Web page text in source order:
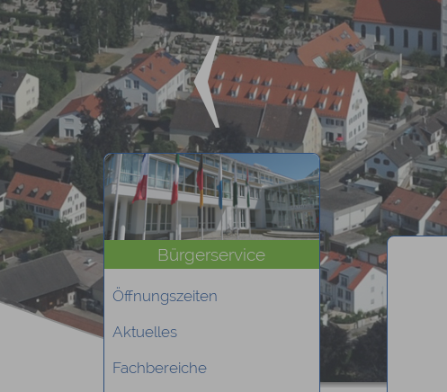
Bürgerservice
Öffnungszeiten
Aktuelles
Fachbereiche